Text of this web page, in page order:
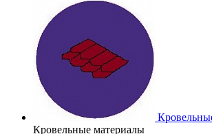
Кровельные материалы